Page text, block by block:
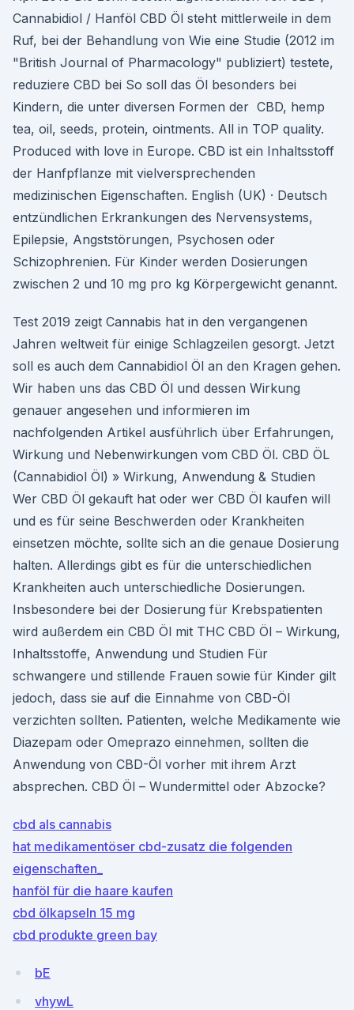
Cannabidiol / Hanföl CBD Öl steht mittlerweile in dem
Ruf, bei der Behandlung von Wie eine Studie (2012 im
"British Journal of Pharmacology" publiziert) testete,
reduziere CBD bei So soll das Öl besonders bei
Kindern, die unter diversen Formen der CBD, hemp
tea, oil, seeds, protein, ointments. All in TOP quality.
Produced with love in Europe. CBD ist ein Inhaltsstoff
der Hanfpflanze mit vielversprechenden
medizinischen Eigenschaften. English (UK) · Deutsch
entzündlichen Erkrankungen des Nervensystems,
Epilepsie, Angststörungen, Psychosen oder
Schizophrenien. Für Kinder werden Dosierungen
zwischen 2 und 10 mg pro kg Körpergewicht genannt.
Test 2019 zeigt Cannabis hat in den vergangenen
Jahren weltweit für einige Schlagzeilen gesorgt. Jetzt
soll es auch dem Cannabidiol Öl an den Kragen gehen.
Wir haben uns das CBD Öl und dessen Wirkung
genauer angesehen und informieren im
nachfolgenden Artikel ausführlich über Erfahrungen,
Wirkung und Nebenwirkungen vom CBD Öl. CBD ÖL
(Cannabidiol Öl) » Wirkung, Anwendung & Studien
Wer CBD Öl gekauft hat oder wer CBD Öl kaufen will
und es für seine Beschwerden oder Krankheiten
einsetzen möchte, sollte sich an die genaue Dosierung
halten. Allerdings gibt es für die unterschiedlichen
Krankheiten auch unterschiedliche Dosierungen.
Insbesondere bei der Dosierung für Krebspatienten
wird außerdem ein CBD Öl mit THC CBD Öl – Wirkung,
Inhaltsstoffe, Anwendung und Studien Für
schwangere und stillende Frauen sowie für Kinder gilt
jedoch, dass sie auf die Einnahme von CBD-Öl
verzichten sollten. Patienten, welche Medikamente wie
Diazepam oder Omeprazo einnehmen, sollten die
Anwendung von CBD-Öl vorher mit ihrem Arzt
absprechen. CBD Öl – Wundermittel oder Abzocke?
cbd als cannabis
hat medikamentöser cbd-zusatz die folgenden
eigenschaften_
hanföl für die haare kaufen
cbd ölkapseln 15 mg
cbd produkte green bay
bE
vhywL